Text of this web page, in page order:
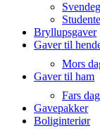
Bryllupsgaver
Gaver til
Mors
Gaver til ham
Fars
Gavepakker
Boliginteriør